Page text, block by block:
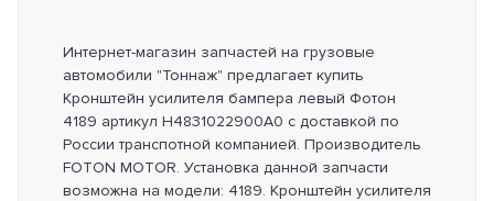
Интернет-магазин запчастей на грузовые
автомобили "Тоннаж" предлагает купить
Кронштейн усилителя бампера левый Фотон
4189 артикул H4831022900A0 с доставкой по
России транспотной компанией. Производитель
FOTON MOTOR. Установка данной запчасти
возможна на модели: 4189. Кронштейн усилителя